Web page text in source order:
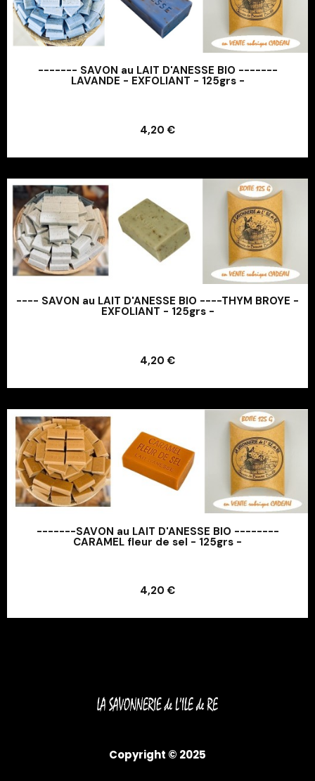
------- SAVON au LAIT D'ANESSE BIO -------
LAVANDE - EXFOLIANT - 125grs -
4,20 €
Ajouter au panier
---- SAVON au LAIT D'ANESSE BIO ----THYM BROYE -
EXFOLIANT - 125grs -
4,20 €
Ajouter au panier
-------SAVON au LAIT D'ANESSE BIO --------
CARAMEL fleur de sel - 125grs -
4,20 €
Ajouter au panier
Copyright © 2025